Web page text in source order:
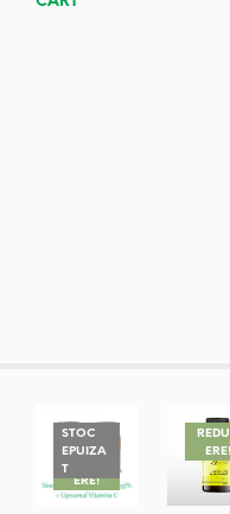
STOC
EPUIZA
TREDUC
ERE!
ERE!